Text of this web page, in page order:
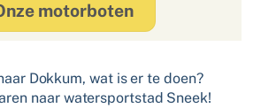
motorboten
Dokkum, wat is er te doen?
naar watersportstad Sneek!